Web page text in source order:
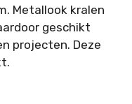
Metallook kralen
geschikt
projecten. Deze